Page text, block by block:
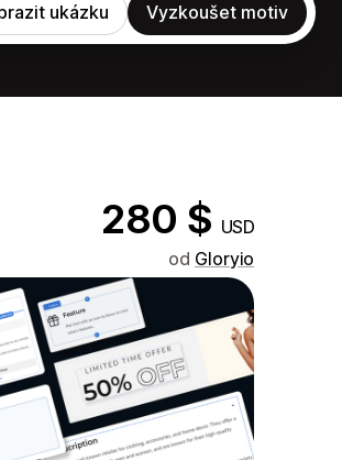
ukázku Vyzkoušet motiv
280 $ USD
od Gloryio